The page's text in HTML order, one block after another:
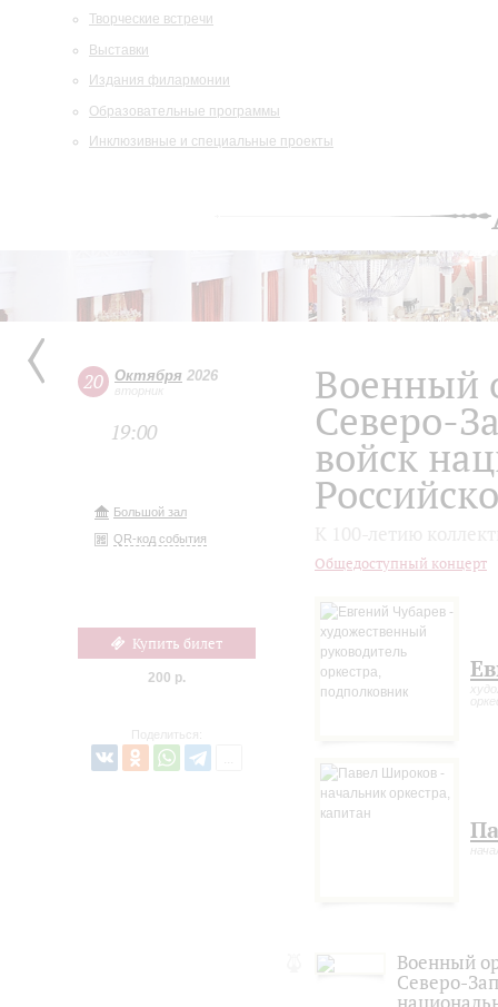
Творческие встречи
Выставки
Издания филармонии
Образовательные программы
Инклюзивные и специальные проекты
20 Октября 2026
вторник
19:00
Большой зал
QR-код события
Купить билет
200 р.
Поделиться:
Военный
Северо-
войск
Общедоступный концерт
Военный
Северо-